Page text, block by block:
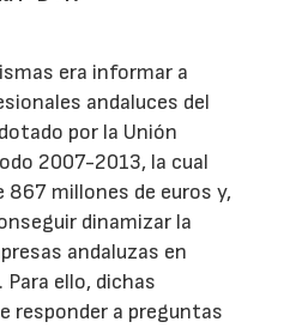
era informar a
andaluces del
por la Unión
2007-2013, la cual
867 millones de euros y,
dinamizar la
andaluzas en
ello, dichas
responder a preguntas